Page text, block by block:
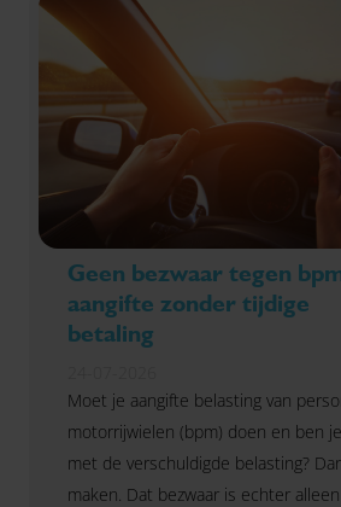
Geen bezwaar tegen
aangifte zonder tijdige
betaling
Moet je aangifte belasting van
motorrijwielen (bpm) doen en ben
met de verschuldigde belasting?
maken. Dat bezwaar is echter